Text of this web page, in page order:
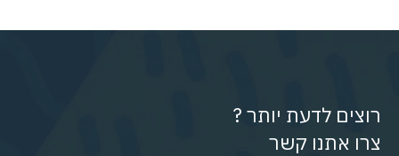
רוצים לדעת יותר ?
צרו אתנו קשר